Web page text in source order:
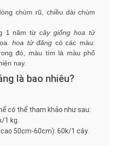
chùm rũ, chiều dài chùm
1 năm từcây giống hoa tử
hoa tử đăng có các màu:
đó, màu tím là màu phổ
nay.
là bao nhiêu?
có thể tham khảo như sau:
1 kg.
50cm-60cm): 60k/1 cây.